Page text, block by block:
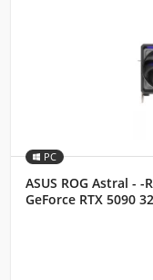
PC
ASUS ROG Astral - -
GeForce RTX 5090